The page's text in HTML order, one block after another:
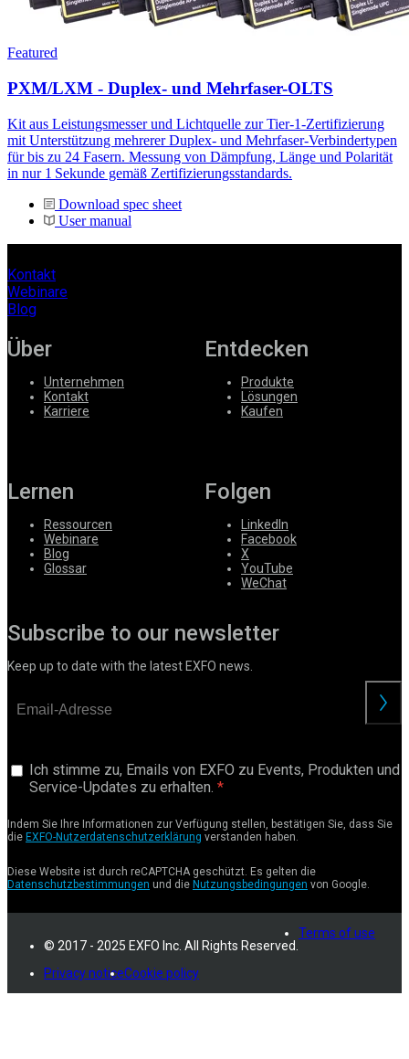
Featured
PXM/LXM - Duplex- und Mehrfaser-OLTS
Kit aus Leistungsmesser und Lichtquelle zur Tier-1-Zertifizierung
mit Unterstützung mehrerer Duplex- und Mehrfaser-Verbindertypen
für bis zu 24 Fasern. Messung von Dämpfung, Länge und Polarität
in nur 1 Sekunde gemäß Zertifizierungsstandards.
Download spec sheet
User manual
Kontakt
Webinare
Blog
Über
Unternehmen
Kontakt
Karriere
Entdecken
Produkte
Lösungen
Kaufen
Lernen
Ressourcen
Webinare
Blog
Glossar
Folgen
LinkedIn
Facebook
X
YouTube
WeChat
Subscribe to our newsletter
Keep up to date with the latest EXFO news.
Ich stimme zu, Emails von EXFO zu Events, Produkten und
Service-Updates zu erhalten.
Indem Sie Ihre Informationen zur Verfügung stellen, bestätigen Sie, dass Sie
die EXFO-Nutzerdatenschutzerklärung verstanden haben.
Diese Website ist durch reCAPTCHA geschützt. Es gelten die
Datenschutzbestimmungen und die Nutzungsbedingungen von Google.
© 2017 - 2025 EXFO Inc. All Rights Reserved.
Terms of use
Privacy noticeCookie policy